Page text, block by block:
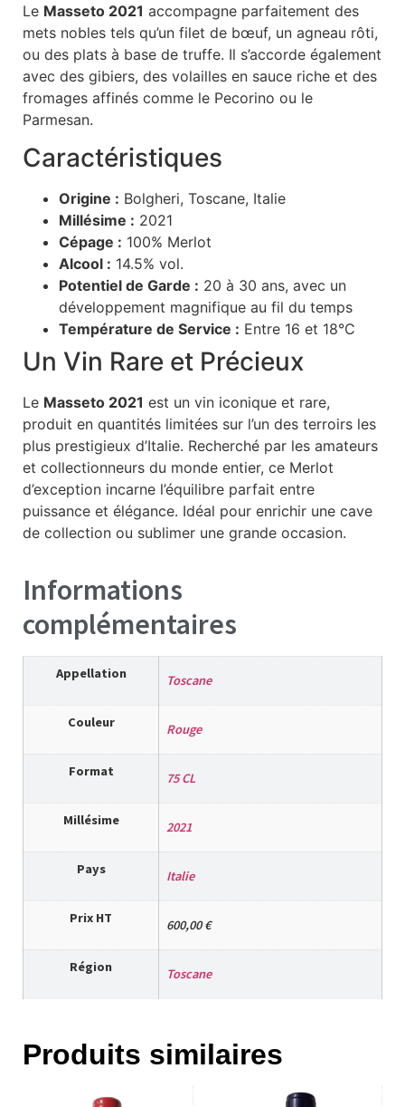
Le Masseto 2021 accompagne parfaitement des
mets nobles tels qu’un filet de bœuf, un agneau rôti,
ou des plats à base de truffe. Il s’accorde également
avec des gibiers, des volailles en sauce riche et des
fromages affinés comme le Pecorino ou le
Parmesan.
Caractéristiques
Origine : Bolgheri, Toscane, Italie
Millésime : 2021
Cépage : 100% Merlot
Alcool : 14.5% vol.
Potentiel de Garde : 20 à 30 ans, avec un
développement magnifique au fil du temps
Température de Service : Entre 16 et 18°C
Un Vin Rare et Précieux
Le Masseto 2021 est un vin iconique et rare,
produit en quantités limitées sur l’un des terroirs les
plus prestigieux d’Italie. Recherché par les amateurs
et collectionneurs du monde entier, ce Merlot
d’exception incarne l’équilibre parfait entre
puissance et élégance. Idéal pour enrichir une cave
de collection ou sublimer une grande occasion.
Informations
complémentaires
Appellation Toscane
Couleur Rouge
Format 75 CL
Millésime 2021
Pays Italie
Prix HT 600,00 €
Région Toscane
Produits similaires